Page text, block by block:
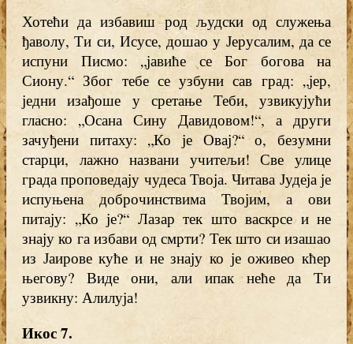
Хотећи да избавиш род људски од служења
ђаволу, Ти си, Исусе, дошао у Јерусалим, да се
испуни Писмо: „јавиће се Бог богова на
Сиону.“ Због тебе се узбуни сав град: „јер,
једни изађоше у сретање Теби, узвикујући
гласно: „Осана Сину Давидовом!“, а други
зачуђени питаху: „Ко је Овај?“ о, безумни
старци, лажно названи учитељи! Све улице
града проповедају чудеса Твоја. Читава Јудеја је
испуњена доброчинствима Твојим, а ови
питају: „Ко је?“ Лазар тек што васкрсе и не
знају ко га избави од смрти? Тек што си изашао
из Јаирове куће и не знају ко је оживео кћер
његову? Виде они, али ипак неће да Ти
узвикну: Алилуја!
Икос 7.